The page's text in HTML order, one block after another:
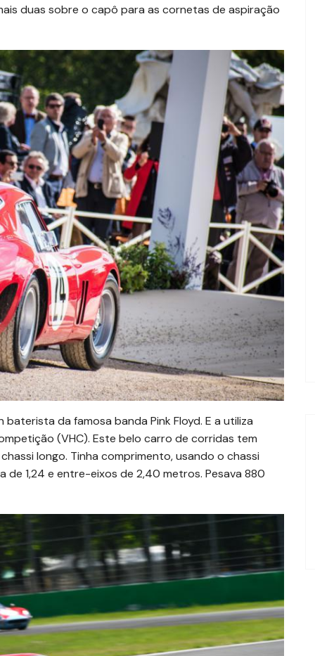
duas sobre o capô para as cornetas de aspiração
da famosa banda Pink Floyd. E a utiliza
(VHC). Este belo carro de corridas tem
longo. Tinha comprimento, usando o chassi
1,24 e entre-eixos de 2,40 metros. Pesava 880